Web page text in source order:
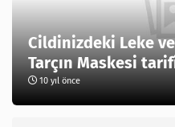
Cildinizdeki Leke
Tarçın Maskesi
10 yıl önce